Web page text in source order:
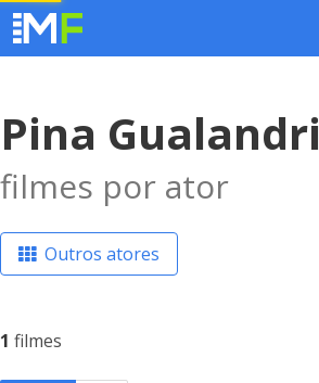
Pina Gualandri
filmes por ator
Outros atores
1 filmes